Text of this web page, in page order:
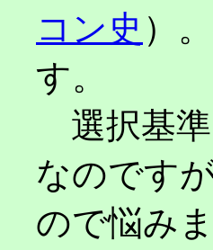
コン史 ）
す。
選択基準
なのです
ので悩みま